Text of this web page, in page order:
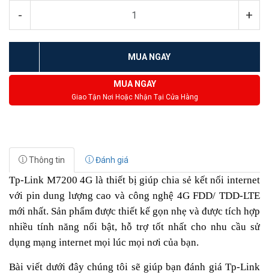
- +
MUA NGAY
MUA NGAY
Giao Tận Nơi Hoặc Nhận Tại Cửa Hàng
Thông tin Đánh giá
Tp-Link M7200 4G là thiết bị giúp chia sẻ kết nối internet
với pin dung lượng cao và công nghệ 4G FDD/ TDD-LTE
mới nhất. Sản phẩm được thiết kế gọn nhẹ và được tích hợp
nhiều tính năng nổi bật, hỗ trợ tốt nhất cho nhu cầu sử
dụng mạng internet mọi lúc mọi nơi của bạn.
Bài viết dưới đây chúng tôi sẽ giúp bạn đánh giá Tp-Link